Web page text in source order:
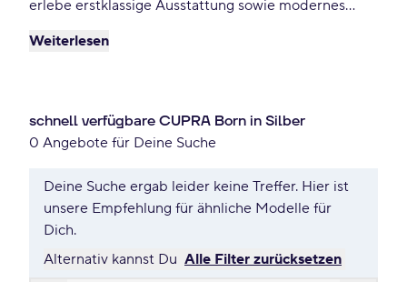
erlebe erstklassige Ausstattung sowie modernes
Finanzierungsoptionen und fahre Dein CUPRA Born
Weiterlesen
schnell verfügbare CUPRA Born in Silber
0 Angebote für Deine Suche
Deine Suche ergab leider keine Treffer. Hier ist
unsere Empfehlung für ähnliche Modelle für
Dich.
Alternativ kannst Du Alle Filter zurücksetzen